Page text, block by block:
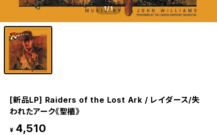
1/1
[新品LP] Raiders of the Lost Ark / レイダース/失
われたアーク《聖櫃》
¥ 4,510